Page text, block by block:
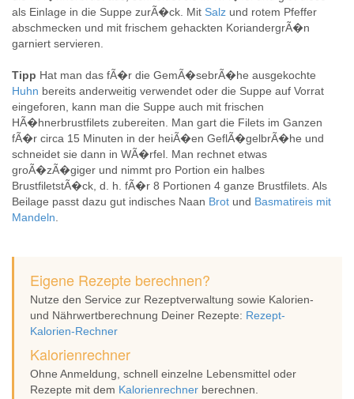
als Einlage in die Suppe zurÃ�ck. Mit Salz und rotem Pfeffer
abschmecken und mit frischem gehackten KoriandergrÃ�n
garniert servieren.
Tipp Hat man das fÃ�r die GemÃ�sebrÃ�he ausgekochte
Huhn bereits anderweitig verwendet oder die Suppe auf Vorrat
eingeforen, kann man die Suppe auch mit frischen
HÃ�hnerbrustfilets zubereiten. Man gart die Filets im Ganzen
fÃ�r circa 15 Minuten in der heiÃ�en GeflÃ�gelbrÃ�he und
schneidet sie dann in WÃ�rfel. Man rechnet etwas
groÃ�zÃ�giger und nimmt pro Portion ein halbes
BrustfiletstÃ�ck, d. h. fÃ�r 8 Portionen 4 ganze Brustfilets. Als
Beilage passt dazu gut indisches Naan Brot und Basmatireis mit
Mandeln
Eigene Rezepte berechnen?
Nutze den Service zur Rezeptverwaltung sowie Kalorien-
und Nährwertberechnung Deiner Rezepte: Rezept-
Kalorien-Rechner
Kalorienrechner
Ohne Anmeldung, schnell einzelne Lebensmittel oder
Rezepte mit dem Kalorienrechner berechnen.